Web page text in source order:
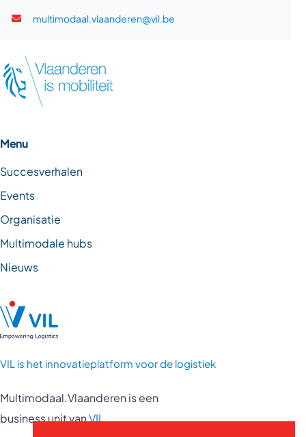
multimodaal.vlaanderen@vil.be
Menu
Succesverhalen
Events
Organisatie
Multimodale hubs
Nieuws
VIL is het innovatieplatform voor de logistiek
Multimodaal.Vlaanderen is een
business unit vanVIL